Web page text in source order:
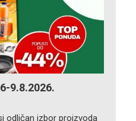
9.8.2026.
odličan izbor proizvoda